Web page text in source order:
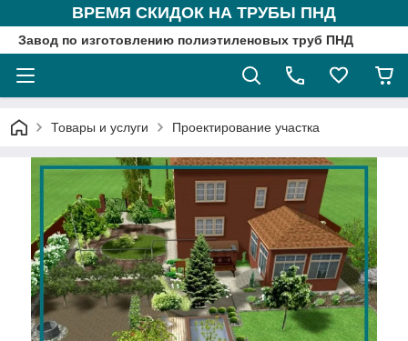
ВРЕМЯ СКИДОК НА ТРУБЫ ПНД
Завод по изготовлению полиэтиленовых труб ПНД
Товары и услуги Проектирование участка